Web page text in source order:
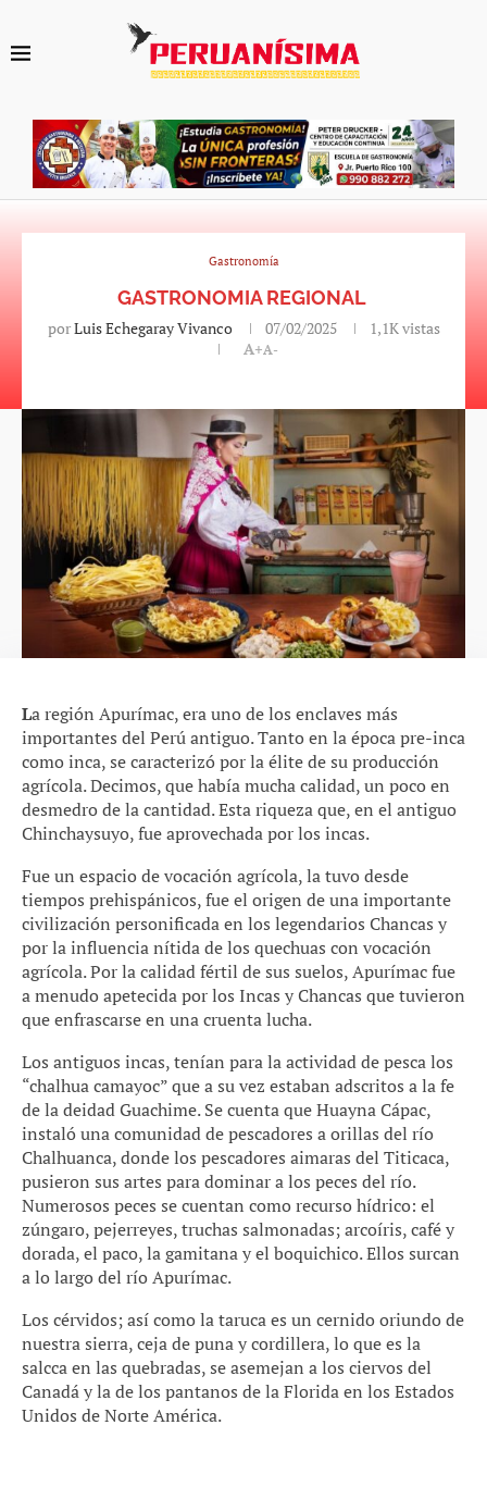
Gastronomía
GASTRONOMIA REGIONAL
porLuis Echegaray Vivanco 07/02/2025 1,1Kvistas
A+A-
La región Apurímac, era uno de los enclaves más
importantes del Perú antiguo. Tanto en la época pre-inca
como inca, se caracterizó por la élite de su producción
agrícola. Decimos, que había mucha calidad, un poco en
desmedro de la cantidad. Esta riqueza que, en el antiguo
Chinchaysuyo, fue aprovechada por los incas.
Fue un espacio de vocación agrícola, la tuvo desde
tiempos prehispánicos, fue el origen de una importante
civilización personificada en los legendarios Chancas y
por la influencia nítida de los quechuas con vocación
agrícola. Por la calidad fértil de sus suelos, Apurímac fue
a menudo apetecida por los Incas y Chancas que tuvieron
que enfrascarse en una cruenta lucha.
Los antiguos incas, tenían para la actividad de pesca los
“chalhua camayoc” que a su vez estaban adscritos a la fe
de la deidad Guachime. Se cuenta que Huayna Cápac,
instaló una comunidad de pescadores a orillas del río
Chalhuanca, donde los pescadores aimaras del Titicaca,
pusieron sus artes para dominar a los peces del río.
Numerosos peces se cuentan como recurso hídrico: el
zúngaro, pejerreyes, truchas salmonadas; arcoíris, café y
dorada, el paco, la gamitana y el boquichico. Ellos surcan
a lo largo del río Apurímac.
Los cérvidos; así como la taruca es un cernido oriundo de
nuestra sierra, ceja de puna y cordillera, lo que es la
salcca en las quebradas, se asemejan a los ciervos del
Canadá y la de los pantanos de la Florida en los Estados
Unidos de Norte América.